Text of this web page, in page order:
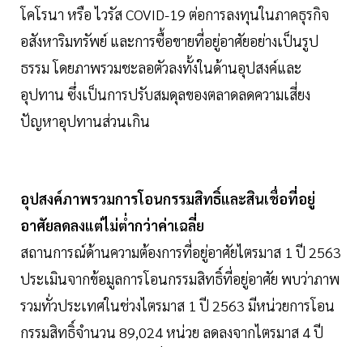
โคโรนา หรือ ไวรัส COVID-19 ต่อการลงทุนในภาคธุรกิจ
อสังหาริมทรัพย์ และการซื้อขายที่อยู่อาศัยอย่างเป็นรูป
ธรรม โดยภาพรวมชะลอตัวลงทั้งในด้านอุปสงค์และ
อุปทาน ซึ่งเป็นการปรับสมดุลของตลาดลดความเสี่ยง
ปัญหาอุปทานส่วนเกิน
อุปสงค์ภาพรวมการโอนกรรมสิทธิ์และสินเชื่อที่อยู่
อาศัยลดลงแต่ไม่ต่ำกว่าค่าเฉลี่ย
สถานการณ์ด้านความต้องการที่อยู่อาศัยไตรมาส 1 ปี 2563
ประเมินจากข้อมูลการโอนกรรมสิทธิ์ที่อยู่อาศัย พบว่าภาพ
รวมทั่วประเทศในช่วงไตรมาส 1 ปี 2563 มีหน่วยการโอน
กรรมสิทธิ์จำนวน 89,024 หน่วย ลดลงจากไตรมาส 4 ปี